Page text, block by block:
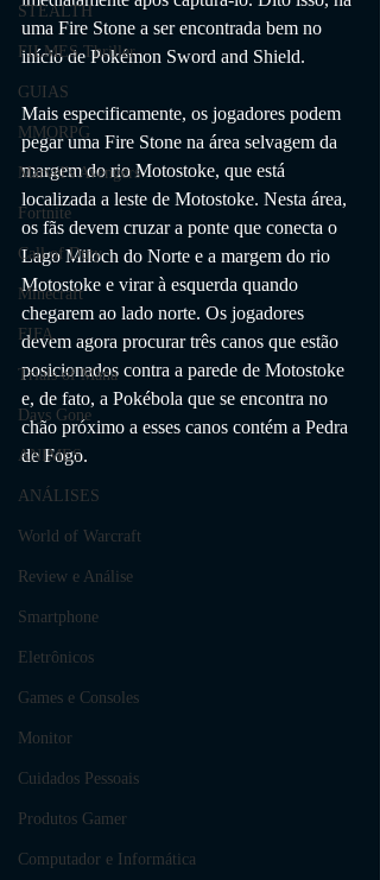
STEALTH
FILMES Thriller
GUIAS
MMORPG
Marvel's Avengers
Fortnite
Call of Duty
Minecraft
FIFA
Trials of Mana
Days Gone
ANIMES
ANÁLISES
World of Warcraft
Review e Análise
Smartphone
Eletrônicos
Games e Consoles
Monitor
Cuidados Pessoais
Produtos Gamer
Computador e Informática
uma Fire Stone a ser encontrada bem no
início de Pokémon Sword and Shield.
Mais especificamente, os jogadores podem
pegar uma Fire Stone na área selvagem da
margem do rio Motostoke, que está
localizada a leste de Motostoke. Nesta área,
os fãs devem cruzar a ponte que conecta o
Lago Miloch do Norte e a margem do rio
Motostoke e virar à esquerda quando
chegarem ao lado norte. Os jogadores
devem agora procurar três canos que estão
posicionados contra a parede de Motostoke
e, de fato, a Pokébola que se encontra no
chão próximo a esses canos contém a Pedra
de Fogo.